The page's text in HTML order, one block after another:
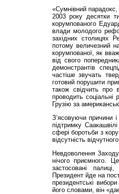
«Сумнівний
2003 року десятки
корумпованого
влади молодого
західних столицях
потому величезний
корумпованої, як
від свого
демонстрантів
частіше звучать
готовий порушити
також свідчить про
проводить
Грузію за
З’ясовуючи причини
підтримку
сфері боротьби з
відсутність
Невдоволення
нічого приємного.
застосовані
Президент йде на
президентські
його словами, він